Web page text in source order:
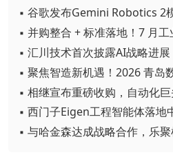
▪ 并购整合 + 标准落地！7 月